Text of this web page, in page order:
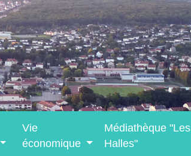
Vie
économique
Médiathèque "Les
Halles"